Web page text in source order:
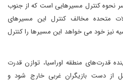
نحوه کنترل مسیرهایی است که از جنوب
متحده مخالف کنترل این مسیرهای
نیز خود می خواهد این مسیرها را کنترل
قدرت‌های منطقه اوراسیا، توازن قدرت
از دست بازیگران غربی خارج شود و